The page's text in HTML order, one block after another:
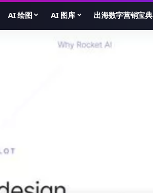
AI 绘图 AI 图库 出海数字营销宝典